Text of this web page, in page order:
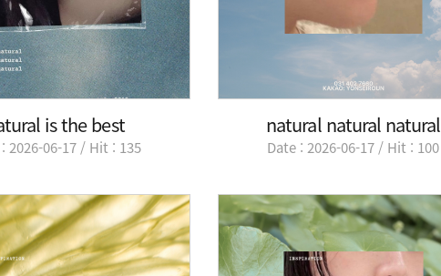
is the best
2026-06-17 / Hit : 135
natural natural natural
Date : 2026-06-17 / Hit : 100